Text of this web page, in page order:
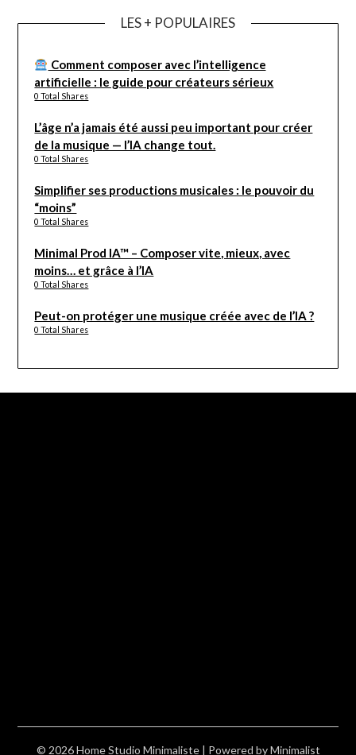
LES + POPULAIRES
Comment composer avec l’intelligence
artificielle : le guide pour créateurs sérieux
0 Total Shares
L’âge n’a jamais été aussi peu important pour créer
de la musique — l’IA change tout.
0 Total Shares
Simplifier ses productions musicales : le pouvoir du
“moins”
0 Total Shares
Minimal Prod IA™ – Composer vite, mieux, avec
moins… et grâce à l’IA
0 Total Shares
Peut-on protéger une musique créée avec de l’IA ?
0 Total Shares
© 2026 Home Studio Minimaliste | Powered byMinimalist